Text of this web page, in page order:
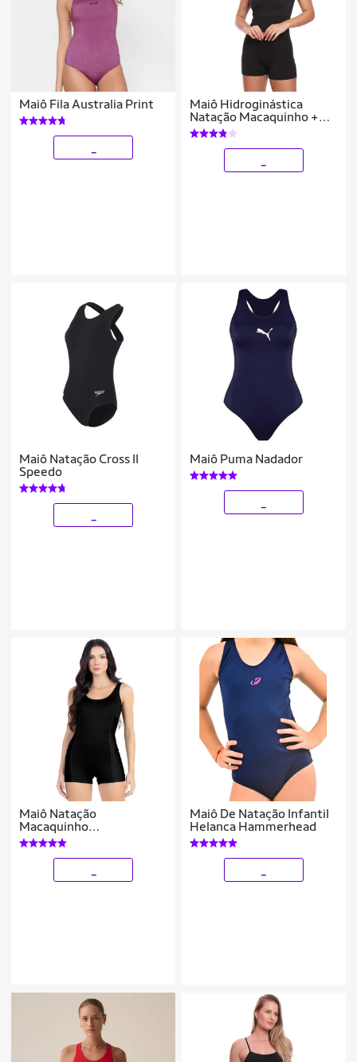
Maiô Fila Australia Print
Maiô Hidroginástica
Natação Macaquinho +
Touca
Maiô Natação Cross II
Speedo
Maiô Puma Nadador
Maiô Natação
Macaquinho
Hidroginástica Recorte
Lateral
Maiô De Natação Infantil
Helanca Hammerhead